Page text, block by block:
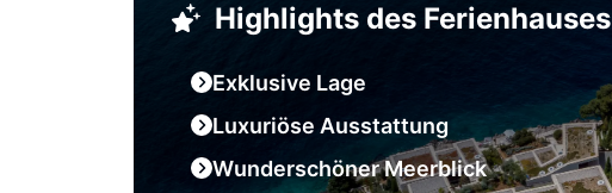
Highlights des Ferienhauses
Exklusive Lage
Luxuriöse Ausstattung
Wunderschöner Meerblick